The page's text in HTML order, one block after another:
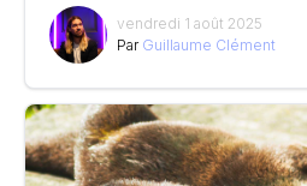
vendredi 1 août 2025
Par Guillaume Clément